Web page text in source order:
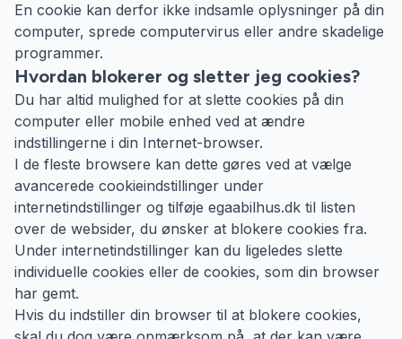
En cookie kan derfor ikke indsamle oplysninger på din
computer, sprede computervirus eller andre skadelige
programmer.
Hvordan blokerer og sletter jeg cookies?
Du har altid mulighed for at slette cookies på din
computer eller mobile enhed ved at ændre
indstillingerne i din Internet-browser.
I de fleste browsere kan dette gøres ved at vælge
avancerede cookieindstillinger under
internetindstillinger og tilføje egaabilhus.dk til listen
over de websider, du ønsker at blokere cookies fra.
Under internetindstillinger kan du ligeledes slette
individuelle cookies eller de cookies, som din browser
har gemt.
Hvis du indstiller din browser til at blokere cookies,